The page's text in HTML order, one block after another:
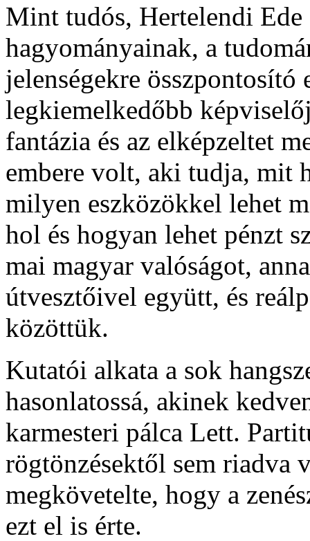
Mint tudós, Hertelendi Ede
hagyományainak, a
jelenségekre
legkiemelkedőbb
fantázia és az elképzeltet
embere volt, aki tudja, mit
milyen eszközökkel lehet
hol és hogyan lehet pénzt
mai magyar valóságot,
útvesztőivel együtt, és
közöttük.
Kutatói alkata a sok
hasonlatossá, akinek
karmesteri pálca Lett.
rögtönzésektől sem riadva
megkövetelte, hogy a
ezt el is érte.